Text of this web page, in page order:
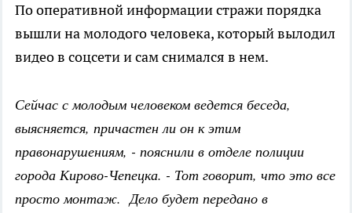
По оперативной информации стражи порядка
вышли на молодого человека, который вылодил
видео в соцсети и сам снимался в нем.
Сейчас с молодым человеком ведется беседа,
выясняется, причастен ли он к этим
правонарушениям, - пояснили в отделе полиции
города Кирово-Чепецка. - Тот говорит, что это все
просто монтаж. Дело будет передано в